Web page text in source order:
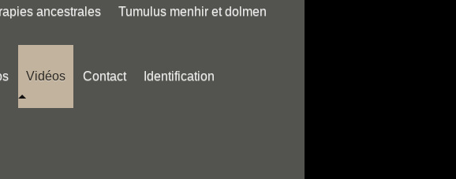
ancestrales Tumulus menhir et dolmen
Vidéos Contact Identification